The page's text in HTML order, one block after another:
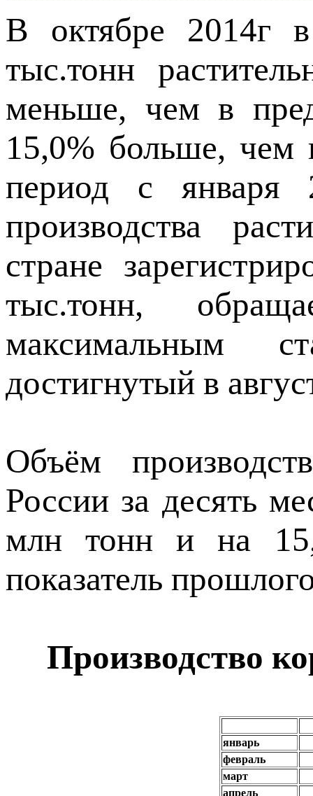
В октябре 2014г
тыс.тонн
меньше, чем в
15,0% больше, чем
период с января
производства
стране
тыс.тонн,
максимальным
достигнутый в
Объём
России за десять
млн тонн и на
показатель
Производство
январь
февраль
март
апрель